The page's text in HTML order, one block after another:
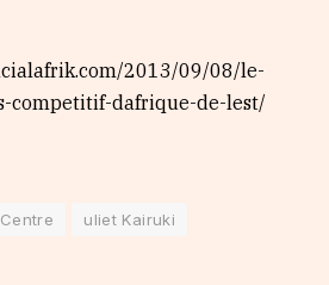
2013/09/08/le-
competitif-dafrique-de-lest/
uliet Kairuki